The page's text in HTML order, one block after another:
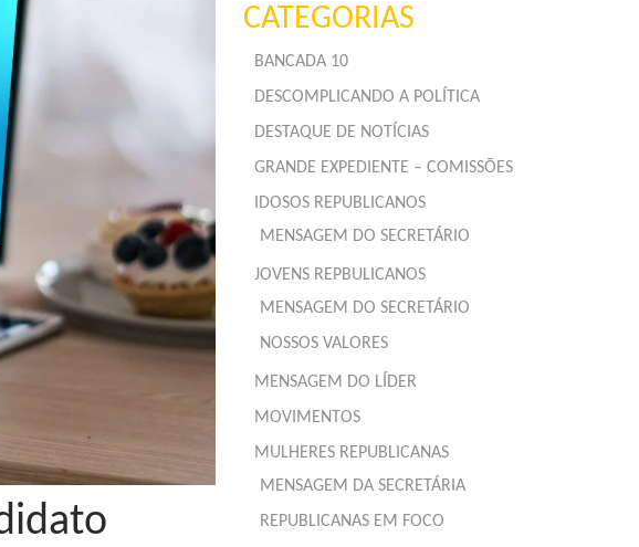
CATEGORIAS
BANCADA 10
DESCOMPLICANDO A POLÍTICA
DESTAQUE DE NOTÍCIAS
GRANDE EXPEDIENTE – COMISSÕES
IDOSOS REPUBLICANOS
MENSAGEM DO SECRETÁRIO
JOVENS REPBULICANOS
MENSAGEM DO SECRETÁRIO
NOSSOS VALORES
MENSAGEM DO LÍDER
MOVIMENTOS
MULHERES REPUBLICANAS
MENSAGEM DA SECRETÁRIA
REPUBLICANAS EM FOCO